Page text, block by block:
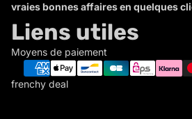
vraies bonnes affaires en quelques
Liens utiles
Moyens de paiement
frenchy deal